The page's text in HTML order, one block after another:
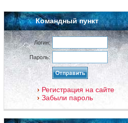
Командный пункт
Логин:
Пароль:
Регистрация на сайте
Забыли пароль